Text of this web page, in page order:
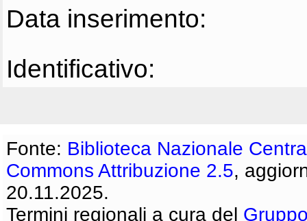
Data inserimento:
Identificativo:
Fonte: Biblioteca Nazionale
Commons Attribuzione 2.5,
20.11.2025.
Termini regionali a cura del